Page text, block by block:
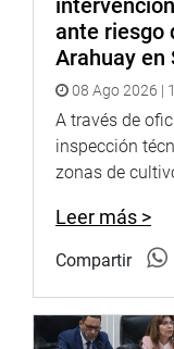
ante riesgo
Arahuay en
08 Ago 2026 |
A través de
inspección
zonas de
Leer más >
Compartir